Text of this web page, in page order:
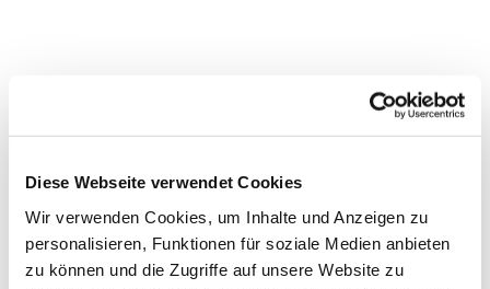
Diese Webseite verwendet Cookies
Wir verwenden Cookies, um Inhalte und Anzeigen zu
personalisieren, Funktionen für soziale Medien anbieten
zu können und die Zugriffe auf unsere Website zu